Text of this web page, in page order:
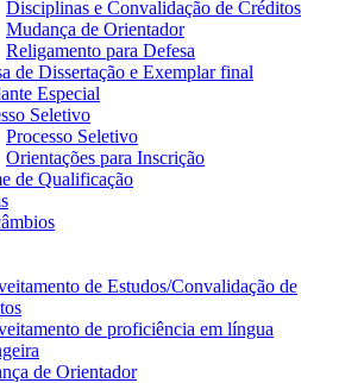
Disciplinas e Convalidação de Créditos
Mudança de Orientador
Religamento para Defesa
de Dissertação e Exemplar final
Especial
Seletivo
Processo Seletivo
Orientações para Inscrição
de Qualificação
de Estudos/Convalidação de
de proficiência em língua
de Orientador